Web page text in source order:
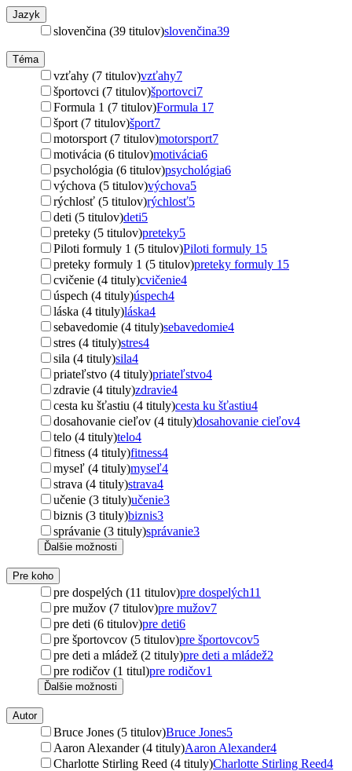
Jazyk
slovenčina (39 titulov)slovenčina39
Téma
vzťahy (7 titulov)vzťahy7
športovci (7 titulov)športovci7
Formula 1 (7 titulov)Formula 1 7
šport (7 titulov)šport7
motorsport (7 titulov)motorsport7
motivácia (6 titulov)motivácia6
psychológia (6 titulov)psychológia6
výchova (5 titulov)výchova5
rýchlosť (5 titulov)rýchlosť5
deti (5 titulov)deti5
preteky (5 titulov)preteky5
Piloti formuly 1 (5 titulov)Piloti formuly 1 5
preteky formuly 1 (5 titulov)preteky formuly 1 5
cvičenie (4 tituly)cvičenie4
úspech (4 tituly)úspech4
láska (4 tituly)láska4
sebavedomie (4 tituly)sebavedomie4
stres (4 tituly)stres4
sila (4 tituly)sila4
priateľstvo (4 tituly)priateľstvo4
zdravie (4 tituly)zdravie4
cesta ku šťastiu (4 tituly)cesta ku šťastiu4
dosahovanie cieľov (4 tituly)dosahovanie cieľov4
telo (4 tituly)telo4
fitness (4 tituly)fitness4
myseľ (4 tituly)myseľ4
strava (4 tituly)strava4
učenie (3 tituly)učenie3
biznis (3 tituly)biznis3
správanie (3 tituly)správanie3
Ďalšie možnosti
Pre koho
pre dospelých (11 titulov)pre dospelých11
pre mužov (7 titulov)pre mužov7
pre deti (6 titulov)pre deti6
pre športovcov (5 titulov)pre športovcov5
pre deti a mládež (2 tituly)pre deti a mládež2
pre rodičov (1 titul)pre rodičov1
Ďalšie možnosti
Autor
Bruce Jones (5 titulov)Bruce Jones5
Aaron Alexander (4 tituly)Aaron Alexander4
Charlotte Stirling Reed (4 tituly)Charlotte Stirling Reed4